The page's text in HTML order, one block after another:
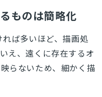
ものは簡略化
ば多いほど、描画処
え、遠くに存在するオ
らないため、細かく描